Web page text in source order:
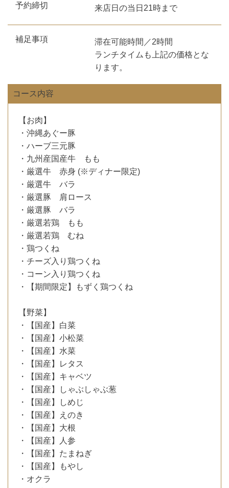
予約締切 来店日の当日21時まで
補足事項
滞在可能時間／2時間
ランチタイムも上記の価格とな
ります。
コース内容
【お肉】
・沖縄あぐー豚
・ハーブ三元豚
・九州産国産牛 もも
・厳選牛 赤身 (※ディナー限定)
・厳選牛 バラ
・厳選豚 肩ロース
・厳選豚 バラ
・厳選若鶏 もも
・厳選若鶏 むね
・鶏つくね
・チーズ入り鶏つくね
・コーン入り鶏つくね
・【期間限定】もずく鶏つくね
【野菜】
・【国産】白菜
・【国産】小松菜
・【国産】水菜
・【国産】レタス
・【国産】キャベツ
・【国産】しゃぶしゃぶ葱
・【国産】しめじ
・【国産】えのき
・【国産】大根
・【国産】人参
・【国産】たまねぎ
・【国産】もやし
・オクラ